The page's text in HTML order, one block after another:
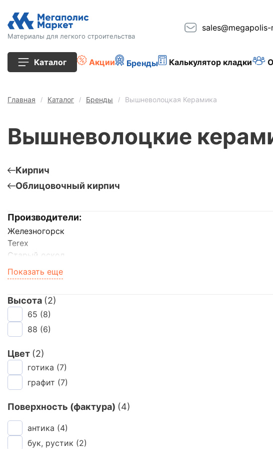
Материалы для легкого строительства
Каталог
Кирпич
Плиты перекрытия
Сопутствующие товары
Тротуарная плитка
Сайдинг
Акции Бренды Калькулятор кладки
Главная Каталог Бренды Вышневолоцкая Керамика
Вышневолоцкие
Кирпич
Облицовочный кирпич
Производители:
Железногорск
Terex
Старый оскол
Воротынск
Volgabrick
Faber Jar
ЛСР (кирпич)
Керма
Клим Клинкер
Kerma Premium
Строма
Плинфа
Показать еще
Высота (2)
65 (8)
88 (6)
Цвет (2)
готика (7)
графит (7)
Поверхность (фактура) (4)
антика (4)
бук, рустик (2)